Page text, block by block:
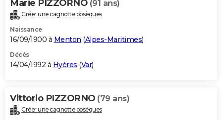
Marie PIZZORNO (91 ans)
Créer une cagnotte obsèques
Naissance
16/09/1900 à Menton (Alpes-Maritimes)
Décès
14/04/1992 à Hyères (Var)
Vittorio PIZZORNO (79 ans)
Créer une cagnotte obsèques